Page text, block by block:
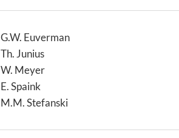
G.W. Euverman
Th. Junius
W. Meyer
E. Spaink
M.M. Stefanski